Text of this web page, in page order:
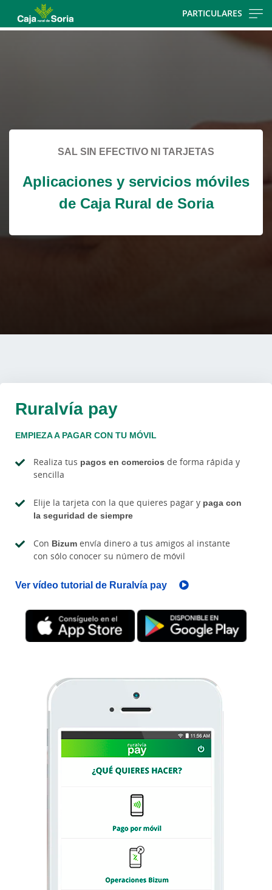
PARTICULARES
SAL SIN EFECTIVO NI TARJETAS
Aplicaciones y servicios móviles
de Caja Rural de Soria
Ruralvía pay
EMPIEZA A PAGAR CON TU MÓVIL
Realiza tus pagos en comercios de forma rápida y
sencilla
Elije la tarjeta con la que quieres pagar y paga con
la seguridad de siempre
Con Bizum envía dinero a tus amigos al instante
con sólo conocer su número de móvil
Ver vídeo tutorial de Ruralvía pay